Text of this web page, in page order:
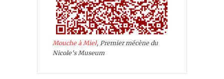
Mouche à Miel, Premier mécène du
Nicole's Museum